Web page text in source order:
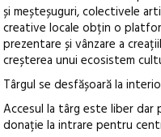
și meșteșuguri, colectivele
creative locale obțin o
prezentare și vânzare a
creșterea unui ecosistem
Târgul se desfășoară la
Accesul la târg este liber dar
donație la intrare pentru